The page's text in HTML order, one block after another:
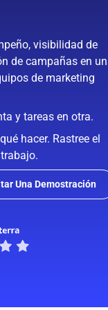
visibilidad de
de campañas en
de marketing
y tareas en otra.
hacer. Rastree el
Una Demostración